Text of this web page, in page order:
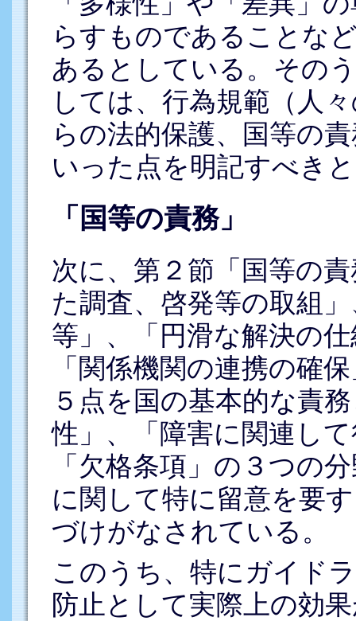
らすものであることな
あるとしている。その
しては、行為規範（人
らの法的保護、国等の
いった点を明記すべき
「国等の責務」
次に、第２節「国等の
た調査、啓発等の取組
等」、「円滑な解決の
「関係機関の連携の確
５点を国の基本的な責
性」、「障害に関連し
「欠格条項」の３つの
に関して特に留意を要
づけがなされている。
このうち、特にガイド
防止として実際上の効